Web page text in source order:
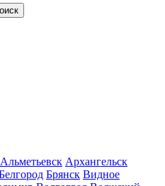
Альметьевск Архангельск
Брянск Видное